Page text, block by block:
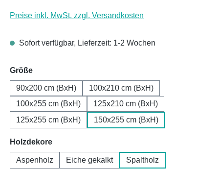
Preise inkl. MwSt. zzgl. Versandkosten
Sofort verfügbar, Lieferzeit: 1-2 Wochen
Größeauswählen
90x200 cm (BxH)
100x210 cm (BxH)
100x255 cm (BxH)
125x210 cm (BxH)
125x255 cm (BxH)
150x255 cm (BxH)
Holzdekoreauswählen
Aspenholz Eiche gekalkt Spaltholz